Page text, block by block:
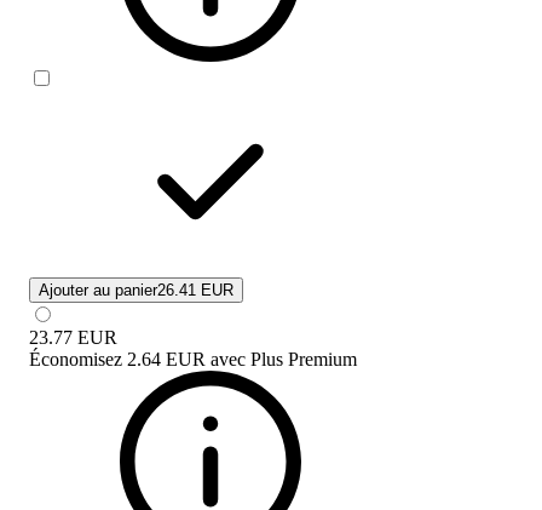
Ajouter au panier26.41 EUR
23.77 EUR
Économisez 2.64 EUR avec Plus Premium